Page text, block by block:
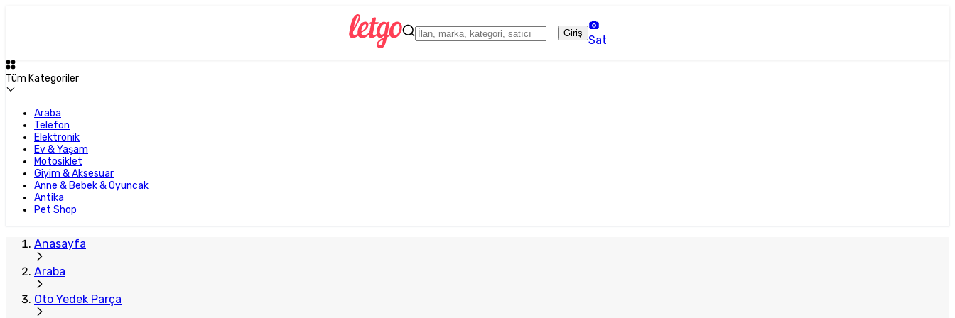
Giriş
Sat
Tüm Kategoriler
Araba
Telefon
Elektronik
Ev & Yaşam
Motosiklet
Giyim & Aksesuar
Anne & Bebek & Oyuncak
Antika
Pet Shop
Anasayfa
Araba
Oto Yedek Parça